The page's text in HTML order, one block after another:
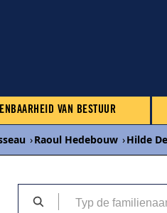
VAN BESTUUR
›Raoul Hedebouw ›Hilde